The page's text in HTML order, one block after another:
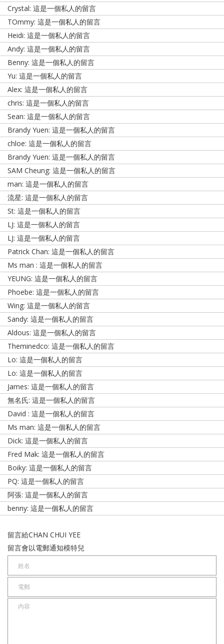
Crystal: 這是一個私人的留言
TOmmy: 這是一個私人的留言
Heidi: 這是一個私人的留言
Andy: 這是一個私人的留言
Benny: 這是一個私人的留言
Yu: 這是一個私人的留言
Alex: 這是一個私人的留言
chris: 這是一個私人的留言
Sean: 這是一個私人的留言
Brandy Yuen: 這是一個私人的留言
chloe: 這是一個私人的留言
Brandy Yuen: 這是一個私人的留言
SAM Cheung: 這是一個私人的留言
man: 這是一個私人的留言
流星: 這是一個私人的留言
St: 這是一個私人的留言
LJ: 這是一個私人的留言
LJ: 這是一個私人的留言
Patrick Chan: 這是一個私人的留言
Ms man : 這是一個私人的留言
YEUNG: 這是一個私人的留言
Phoebe: 這是一個私人的留言
Wing: 這是一個私人的留言
Sandy: 這是一個私人的留言
Aldous: 這是一個私人的留言
Theminedco: 這是一個私人的留言
Lo: 這是一個私人的留言
Lo: 這是一個私人的留言
James: 這是一個私人的留言
無名氏: 這是一個私人的留言
David : 這是一個私人的留言
Ms man: 這是一個私人的留言
Dick: 這是一個私人的留言
Fred Mak: 這是一個私人的留言
Boiky: 這是一個私人的留言
PQ: 這是一個私人的留言
阿張: 這是一個私人的留言
benny: 這是一個私人的留言
留言給CHAN CHUI YEE
留言會以電郵通知模特兒